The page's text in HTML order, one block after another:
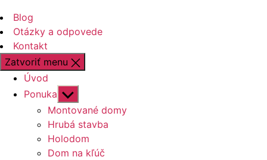
Blog
Otázky a odpovede
Kontakt
Zatvoriť menu
Úvod
Ponuka Zobraziť
druhú
úroveň
navigácie
Montované domy
Hrubá stavba
Holodom
Dom na kľúč